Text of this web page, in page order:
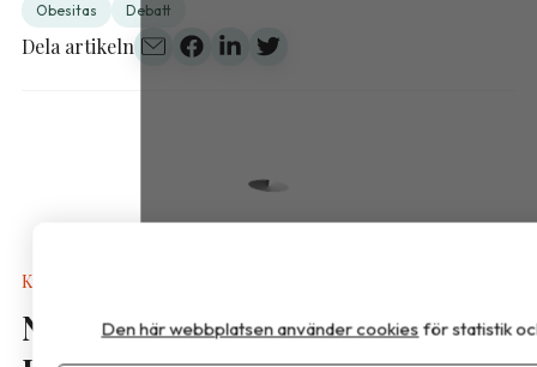
Obesitas Debatt
Dela artikeln
Kalkyler & Verktyg
Nya näringsvärden i
Den här webbplatsen använder cookies för statistik